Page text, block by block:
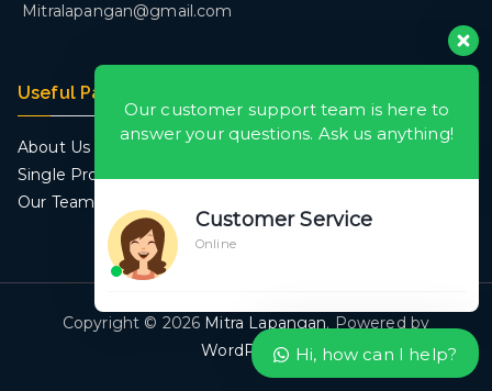
Mitralapangan@gmail.com
Useful Pages
About Us
Single Project
Our Team
Copyright © 2026 Mitra Lapangan. Powered by
WordPress.
Our customer support team is here to
answer your questions. Ask us anything!
Customer Service
Online
Hi, how can I help?